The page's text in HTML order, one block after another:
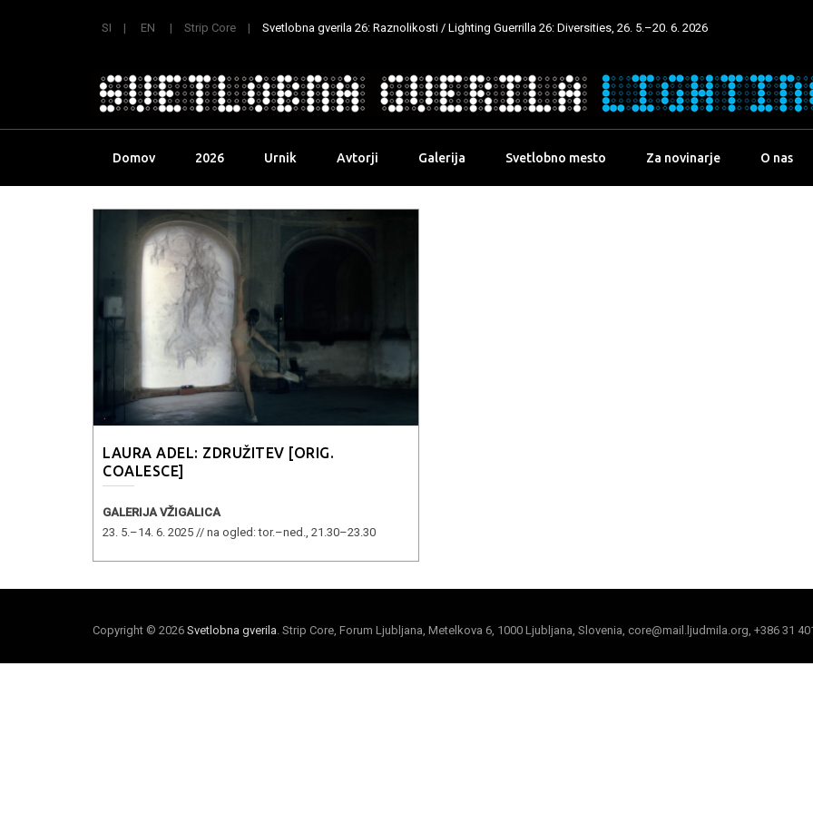
SI EN Strip Core Svetlobna gverila 26: Raznolikosti / Lighting Guerrilla 26: Diversities, 26. 5.–20. 6. 2026
Domov 2026 Urnik Avtorji Galerija Svetlobno mesto Za novinarje O nas
LAURA ADEL: ZDRUŽITEV [ORIG.
COALESCE]
GALERIJA VŽIGALICA
23. 5.–14. 6. 2025 // na ogled: tor.–ned., 21.30–23.30
Copyright © 2026 Svetlobna gverila . Strip Core, Forum Ljubljana, Metelkova 6, 1000 Ljubljana, Slovenia, core@mail.ljudmila.org, +386 31